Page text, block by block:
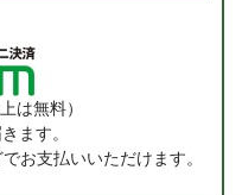
は無料）
ます。
お支払いいただけます。